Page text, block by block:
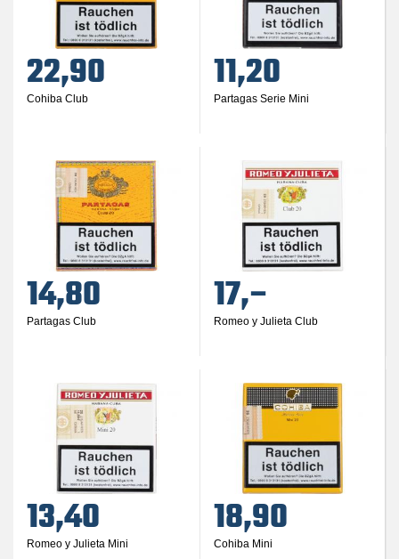
22,90
Cohiba Club 11,20
Partagas Serie Mini
14,80
Partagas Club 17,–
Romeo y Julieta Club
13,40
Romeo y Julieta Mini 18,90
Cohiba Mini